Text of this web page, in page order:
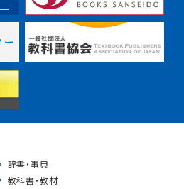
辞書・事典
教科書・教材